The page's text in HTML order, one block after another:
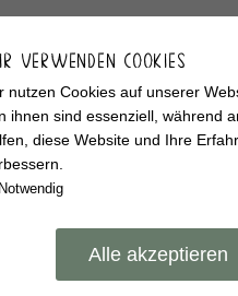
Produkte hergestellt und
VERWENDEN COOKIES
nutzen Cookies auf unserer
ihnen sind essenziell, während
diese Website und Ihre
Notwendig